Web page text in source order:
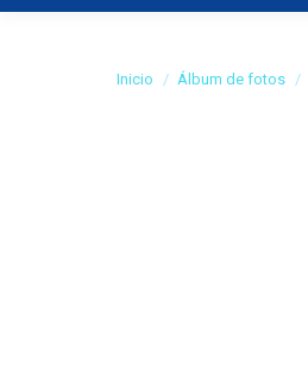
Estás aquí:
Inicio Álbum de fotos